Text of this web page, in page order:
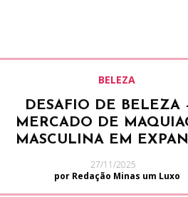
BELEZA
DESAFIO DE BELEZA
MERCADO DE
MASCULINA EM
27/11/2025
por Redação Minas um Luxo